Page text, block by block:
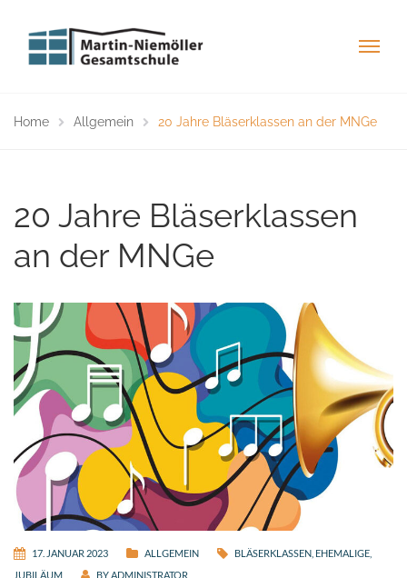
Home Allgemein 20 Jahre Bläserklassen an der MNGe
20 Jahre Bläserklassen
an der MNGe
17. JANUAR 2023 ALLGEMEIN BLÄSERKLASSEN EHEMALIGE
JUBILÄUM
BYADMINISTRATOR